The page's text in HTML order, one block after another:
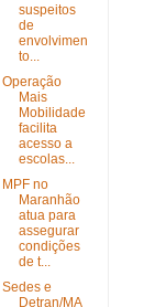
suspeitos
de
envolvimen
to...
Operação
Mais
Mobilidade
facilita
acesso a
escolas...
MPF no
Maranhão
atua para
assegurar
condições
de t...
Sedes e
Detran/MA